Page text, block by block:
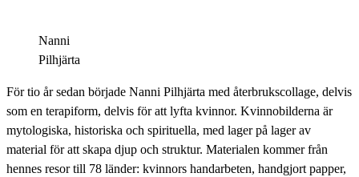
Nanni
Pilhjärta
För tio år sedan började Nanni Pilhjärta med återbrukscollage, delvis
som en terapiform, delvis för att lyfta kvinnor. Kvinnobilderna är
mytologiska, historiska och spirituella, med lager på lager av
material för att skapa djup och struktur. Materialen kommer från
hennes resor till 78 länder: kvinnors handarbeten, handgjort papper,